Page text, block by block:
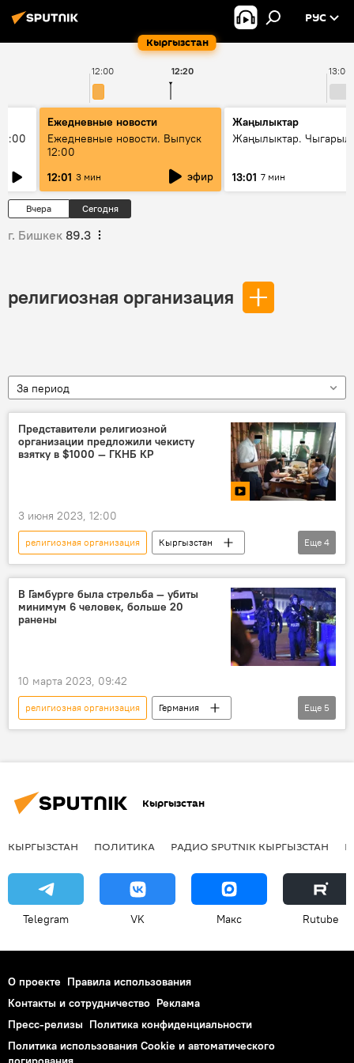
Кыргызстан
РУС
12:00 13:00
12:20
Ежедневные новости
Ежедневные новости. Выпуск
12:00
12:01 3 мин эфир
Жаңылыктар
Жаңылыктар.
13:01 7 мин
Вчера Сегодня
г. Бишкек 89.3
религиозная организация
За период
Представители религиозной
организации предложили чекисту
взятку в $1000 — ГКНБ КР
3 июня 2023, 12:00
религиозная организация
Кыргызстан
Происшествия
ГКНБ
взятка
видео
Еще 4
В Гамбурге была стрельба — убиты
минимум 6 человек, больше 20
ранены
10 марта 2023, 09:42
религиозная организация
Германия
В мире
Происшествия
гибель
Еще 5
Кыргызстан
КЫРГЫЗСТАН ПОЛИТИКА РАДИО SPUTNIK КЫРГЫЗСТАН
Telegram VK Макс Rutube
О проекте Правила использования
Контакты и сотрудничество Реклама
Пресс-релизы Политика конфиденциальности
Политика использования Cookie и автоматического